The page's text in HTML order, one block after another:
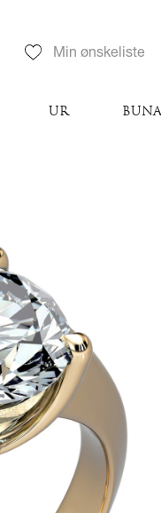
Min ønskeliste
UR